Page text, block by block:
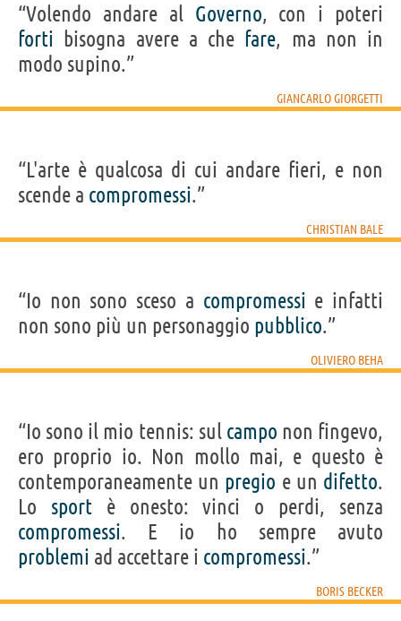
“Volendo andare al Governo, con i poteri
forti bisogna avere a che fare, ma non in
modo supino.”
GIANCARLO GIORGETTI
“L'arte è qualcosa di cui andare fieri, e non
scende a compromessi.”
CHRISTIAN BALE
“Io non sono sceso a compromessi e infatti
non sono più un personaggio pubblico.”
OLIVIERO BEHA
“Io sono il mio tennis: sul campo non fingevo,
ero proprio io. Non mollo mai, e questo è
contemporaneamente un pregio e un difetto.
Lo sportè onesto: vinci o perdi, senza
compromessi. E io ho sempre avuto
problemi ad accettare i compromessi.”
BORIS BECKER